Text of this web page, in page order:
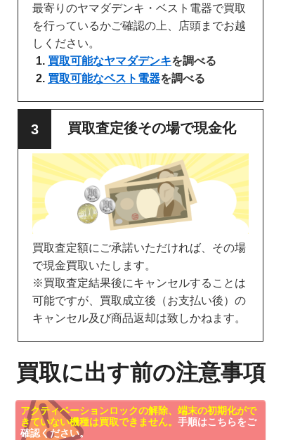
最寄りのヤマダデンキ・ベスト電器で買取
を行っているかご確認の上、店頭までお越
しください。
買取可能なヤマダデンキを調べる
買取可能なベスト電器を調べる
買取査定後その場で現金化
買取査定額にご承諾いただければ、その場
で現金買取いたします。
※買取査定結果後にキャンセルすることは
可能ですが、買取成立後（お支払い後）の
キャンセル及び商品返却は致しかねます。
買取に出す前の注意事項
アクティベーションロックの解除、端末の初期化がで
きていない機種は買取できません。 手順はこちらをご
確認ください。